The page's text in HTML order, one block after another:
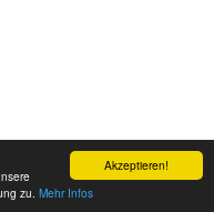
Akzeptieren!
zu. Mehr Infos